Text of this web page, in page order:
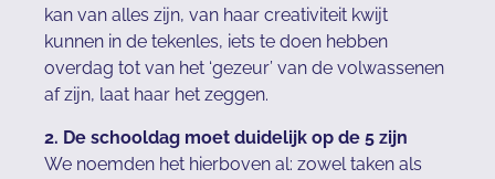
kan van alles zijn, van haar creativiteit kwijt
kunnen in de tekenles, iets te doen hebben
overdag tot van het ‘gezeur’ van de volwassenen
af zijn, laat haar het zeggen.
2. De schooldag moet duidelijk op de 5 zijn
We noemden het hierboven al: zowel taken als